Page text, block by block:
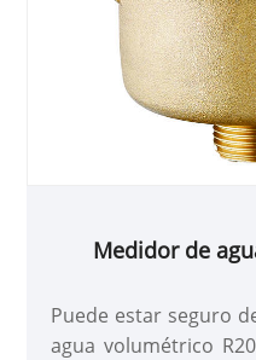
Medidor de
Puede estar seguro
agua volumétrico